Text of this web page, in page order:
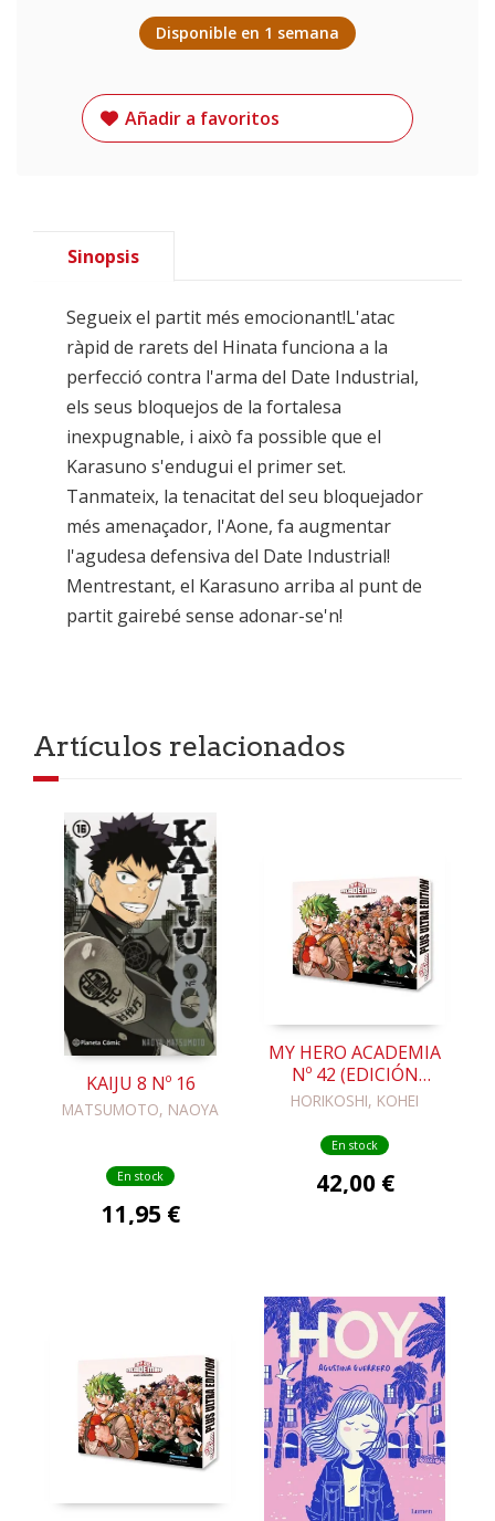
Disponible en 1 semana
Añadir a favoritos
Sinopsis
Segueix el partit més emocionant!L'atac
ràpid de rarets del Hinata funciona a la
perfecció contra l'arma del Date Industrial,
els seus bloquejos de la fortalesa
inexpugnable, i això fa possible que el
Karasuno s'endugui el primer set.
Tanmateix, la tenacitat del seu bloquejador
més amenaçador, l'Aone, fa augmentar
l'agudesa defensiva del Date Industrial!
Mentrestant, el Karasuno arriba al punt de
partit gairebé sense adonar-se'n!
Artículos relacionados
KAIJU 8 Nº 16
MATSUMOTO, NAOYA
En stock
11,95 €
MY HERO ACADEMIA
Nº 42 (EDICIÓN
ESPECIAL COFRE)
HORIKOSHI, KOHEI
En stock
42,00 €